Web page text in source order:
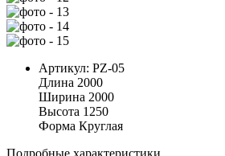
Артикул: PZ-05
Длина 2000
Ширина 2000
Высота 1250
Форма Круглая
Подробные характеристики